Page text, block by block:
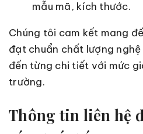
mẫu mã, kích thước.
Chúng tôi cam kết mang
đạt chuẩn chất lượng
đến từng chi tiết với mức
trường.
Thông tin liên hệ